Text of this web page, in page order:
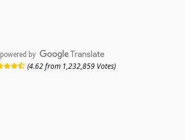
powered by
(4.62 from 1,232,859 Votes)